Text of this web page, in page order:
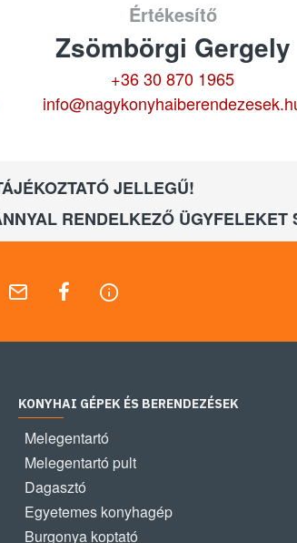
Értékesítő
Zsömbörgi Gergely
+36 30 870 1965
JELLEGŰ!
RENDELKEZŐ ÜGYFELEKET
KONYHAI GÉPEK ÉS BERENDEZÉSEK
Melegentartó
Melegentartó pult
Dagasztó
Egyetemes konyhagép
Burgonya koptató